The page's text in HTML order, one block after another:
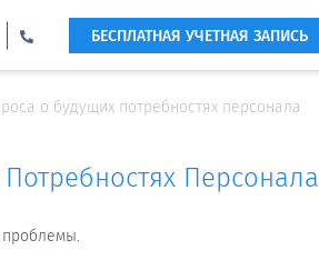
БЕСПЛАТНАЯ УЧЕТНАЯ ЗАПИСЬ
о будущих потребностях персонала
Персонала